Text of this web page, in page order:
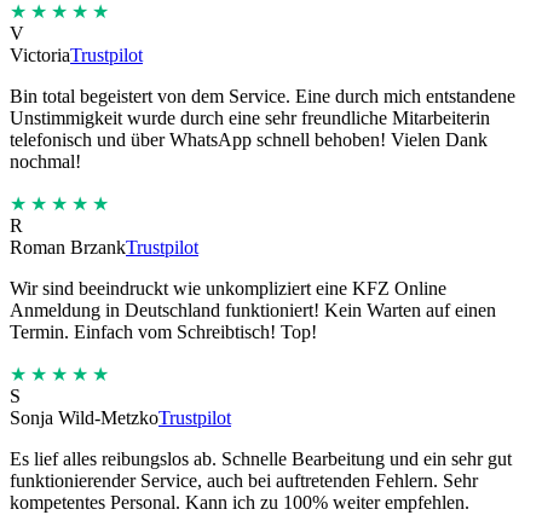
★★★★★
V
VictoriaTrustpilot
Bin total begeistert von dem Service. Eine durch mich entstandene
Unstimmigkeit wurde durch eine sehr freundliche Mitarbeiterin
telefonisch und über WhatsApp schnell behoben! Vielen Dank
nochmal!
★★★★★
R
Roman BrzankTrustpilot
Wir sind beeindruckt wie unkompliziert eine KFZ Online
Anmeldung in Deutschland funktioniert! Kein Warten auf einen
Termin. Einfach vom Schreibtisch! Top!
★★★★★
S
Sonja Wild-MetzkoTrustpilot
Es lief alles reibungslos ab. Schnelle Bearbeitung und ein sehr gut
funktionierender Service, auch bei auftretenden Fehlern. Sehr
kompetentes Personal. Kann ich zu 100% weiter empfehlen.